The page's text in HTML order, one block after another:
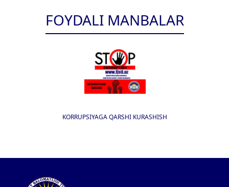
FOYDALI MANBALAR
KORRUPSIYAGA QARSHI KURASHISH